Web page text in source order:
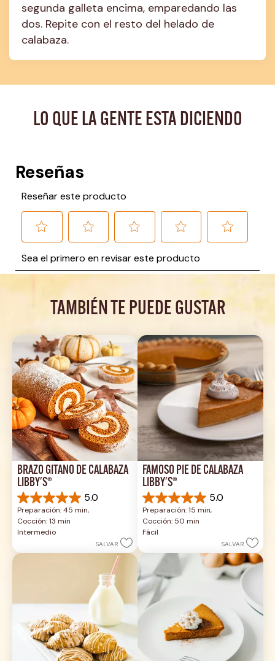
segunda galleta encima, emparedando las
dos. Repite con el resto del helado de
calabaza.
LO QUE LA GENTE ESTA DICIENDO
TAMBIÉN TE PUEDE GUSTAR
BRAZO GITANO DE CALABAZA
LIBBY'S®
5.0
5.0
de
5
estrellas.
reseña
Preparación: 45 min,
Cocción: 13 min
Intermedio
SALVAR
FAMOSO PIE DE CALABAZA
LIBBY'S®
5.0
5.0
de
5
estrellas.
reseñas
Preparación: 15 min,
Cocción: 50 min
Fácil
SALVAR